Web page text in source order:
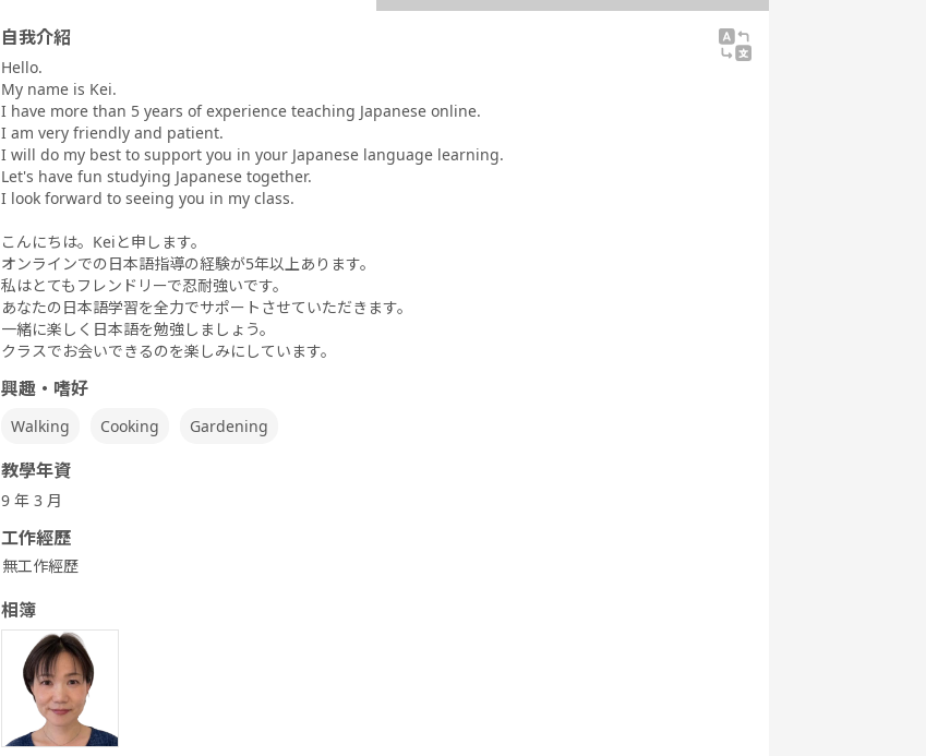
自我介紹
Hello.
My name is Kei.
I have more than 5 years of experience teaching Japanese online.
I am very friendly and patient.
I will do my best to support you in your Japanese language learning.
Let's have fun studying Japanese together.
I look forward to seeing you in my class.
こんにちは。Keiと申します。
オンラインでの日本語指導の経験が5年以上あります。
私はとてもフレンドリーで忍耐強いです。
あなたの日本語学習を全力でサポートさせていただきます。
一緒に楽しく日本語を勉強しましょう。
クラスでお会いできるのを楽しみにしています。
興趣・嗜好
Walking Cooking Gardening
教學年資
9 年 3 月
工作經歷
無工作經歷
相簿